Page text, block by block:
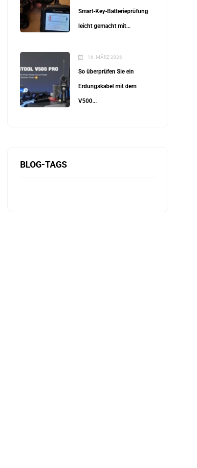
Smart-Key-Batterieprüfung
leicht gemacht mit...
16. MÄRZ 2026
So überprüfen Sie ein
Erdungskabel mit dem
V500...
BLOG-TAGS